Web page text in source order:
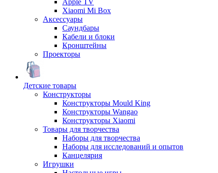
Apple TV
Xiaomi Mi Box
Аксессуары
Саундбары
Кабели и блоки
Кронштейны
Проекторы
Детские товары
Конструкторы
Конструкторы Mould King
Конструкторы Wangao
Конструкторы Xiaomi
Товары для творчества
Наборы для творчества
Наборы для исследований и опытов
Канцелярия
Игрушки